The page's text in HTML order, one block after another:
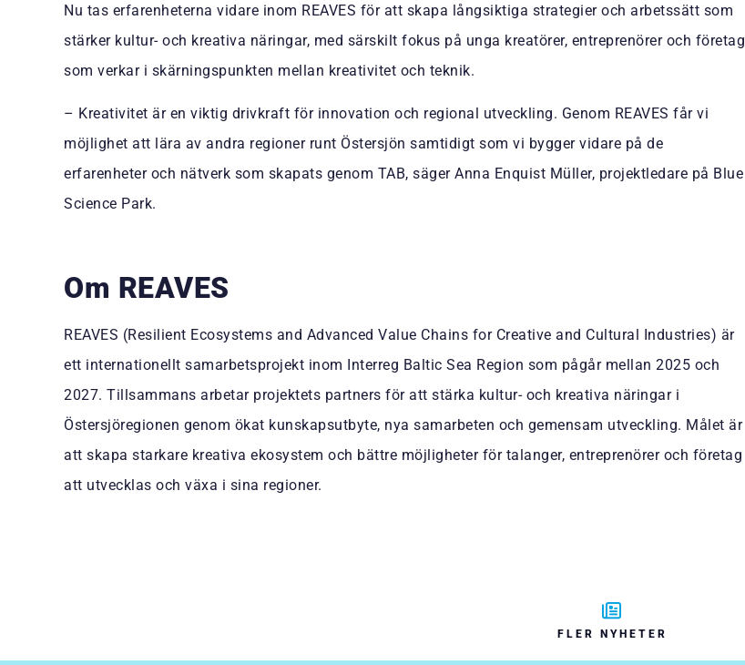
Nu tas erfarenheterna vidare inom REAVES för att skapa långsiktiga strategier och arbetssätt som
stärker kultur- och kreativa näringar, med särskilt fokus på unga kreatörer, entreprenörer och företag
som verkar i skärningspunkten mellan kreativitet och teknik.
– Kreativitet är en viktig drivkraft för innovation och regional utveckling. Genom REAVES får vi
möjlighet att lära av andra regioner runt Östersjön samtidigt som vi bygger vidare på de
erfarenheter och nätverk som skapats genom TAB, säger Anna Enquist Müller, projektledare på Blue
Science Park.
Om REAVES
REAVES (Resilient Ecosystems and Advanced Value Chains for Creative and Cultural Industries) är
ett internationellt samarbetsprojekt inom Interreg Baltic Sea Region som pågår mellan 2025 och
2027. Tillsammans arbetar projektets partners för att stärka kultur- och kreativa näringar i
Östersjöregionen genom ökat kunskapsutbyte, nya samarbeten och gemensam utveckling. Målet är
att skapa starkare kreativa ekosystem och bättre möjligheter för talanger, entreprenörer och företag
att utvecklas och växa i sina regioner.
FLER NYHETER